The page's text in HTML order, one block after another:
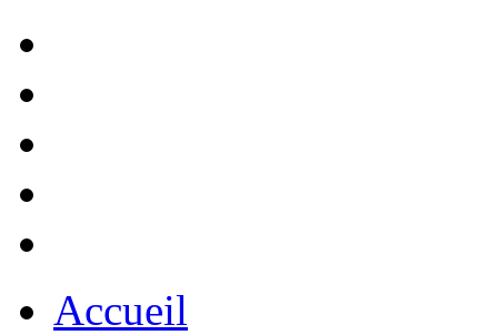
Accueil